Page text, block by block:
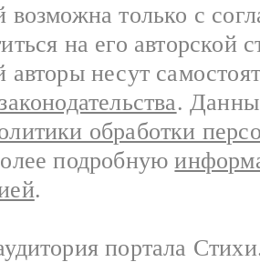
возможна только с
на его авторской
авторы несут
.
обработки
подробную
.
портала